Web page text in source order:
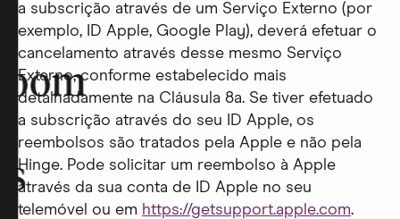
a subscrição através de um Serviço Externo (por
exemplo, ID Apple, Google Play), deverá efetuar o
cancelamento através desse mesmo Serviço
Externo, conforme estabelecido mais
detalhadamente na Cláusula 8a. Se tiver efetuado
a subscrição através do seu ID Apple, os
reembolsos são tratados pela Apple e não pela
Hinge. Pode solicitar um reembolso à Apple
através da sua conta de ID Apple no seu
telemóvel ou em https://getsupport.apple.com.